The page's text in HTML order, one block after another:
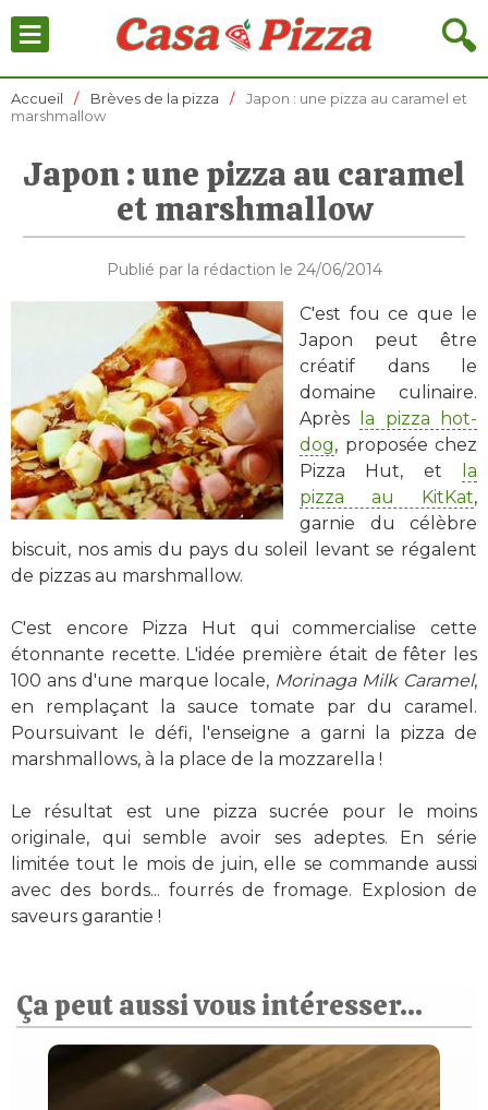
🔍
≡
Accueil Brèves de la pizza
Japon : une pizza au caramel et
marshmallow
Japon : une pizza au caramel
et marshmallow
Publié par la rédaction le 24/06/2014
C'est fou ce que le
Japon peut être
créatif dans le
domaine culinaire.
Après
la pizza hot-
dog, proposée chez
Pizza Hut, et
la
pizza au KitKat,
garnie du célèbre
biscuit, nos amis du pays du soleil levant se régalent
de pizzas au marshmallow.
C'est encore Pizza Hut qui commercialise cette
étonnante recette. L'idée première était de fêter les
100 ans d'une marque locale, Morinaga Milk Caramel,
en remplaçant la sauce tomate par du caramel.
Poursuivant le défi, l'enseigne a garni la pizza de
marshmallows, à la place de la mozzarella !
Le résultat est une pizza sucrée pour le moins
originale, qui semble avoir ses adeptes. En série
limitée tout le mois de juin, elle se commande aussi
avec des bords... fourrés de fromage. Explosion de
saveurs garantie !
Ça peut aussi vous intéresser...